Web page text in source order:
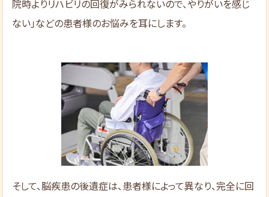
院時よりリハビリの回復がみられないので、やりがいを感じ
ない」などの患者様のお悩みを耳にします。
そして、脳疾患の後遺症は、患者様によって異なり、完全に回